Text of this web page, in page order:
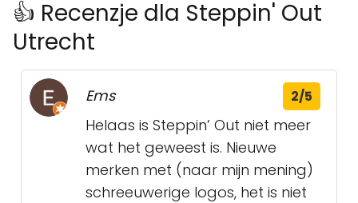
👍 Recenzje dla Steppin' Out
Utrecht
Ems 2/5
Helaas is Steppin’ Out niet meer
wat het geweest is. Nieuwe
merken met (naar mijn mening)
schreeuwerige logos, het is niet